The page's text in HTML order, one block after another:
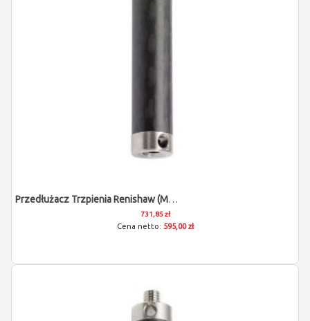
Przedłużacz Trzpienia Renishaw (M5/L120)
731,85 zł
595,00 zł